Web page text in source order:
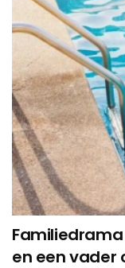
en een vader